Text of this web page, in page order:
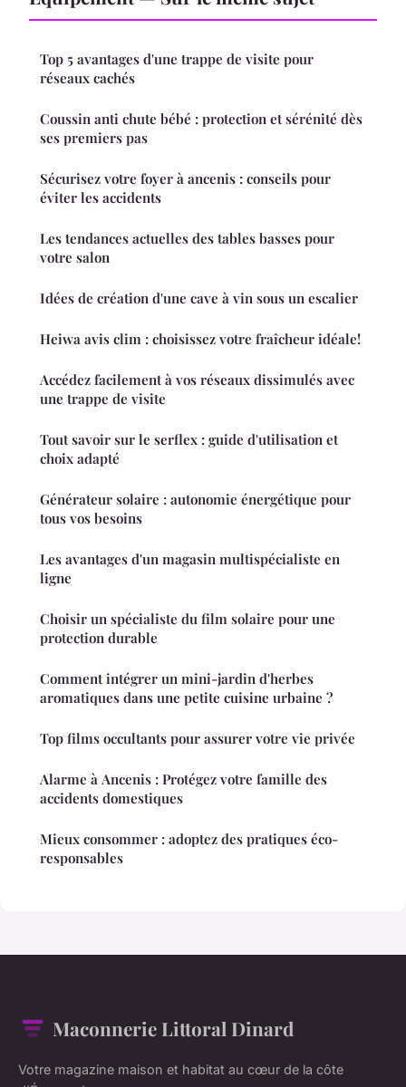
Top 5 avantages d'une trappe de visite pour
réseaux cachés
Coussin anti chute bébé : protection et sérénité dès
ses premiers pas
Sécurisez votre foyer à ancenis : conseils pour
éviter les accidents
Les tendances actuelles des tables basses pour
votre salon
Idées de création d'une cave à vin sous un escalier
Heiwa avis clim : choisissez votre fraîcheur idéale!
Accédez facilement à vos réseaux dissimulés avec
une trappe de visite
Tout savoir sur le serflex : guide d'utilisation et
choix adapté
Générateur solaire : autonomie énergétique pour
tous vos besoins
Les avantages d'un magasin multispécialiste en
ligne
Choisir un spécialiste du film solaire pour une
protection durable
Comment intégrer un mini-jardin d'herbes
aromatiques dans une petite cuisine urbaine ?
Top films occultants pour assurer votre vie privée
Alarme à Ancenis : Protégez votre famille des
accidents domestiques
Mieux consommer : adoptez des pratiques éco-
responsables
Maconnerie Littoral Dinard
Votre magazine maison et habitat au cœur de la côte